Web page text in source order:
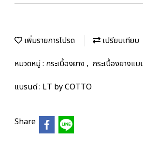
เพิ่มรายการโปรด
เปรียบเทียบ
หมวดหมู่ : กระเบื้องยาง, กระเบื้องยางแ
แบรนด์ : LT by COTTO
Share